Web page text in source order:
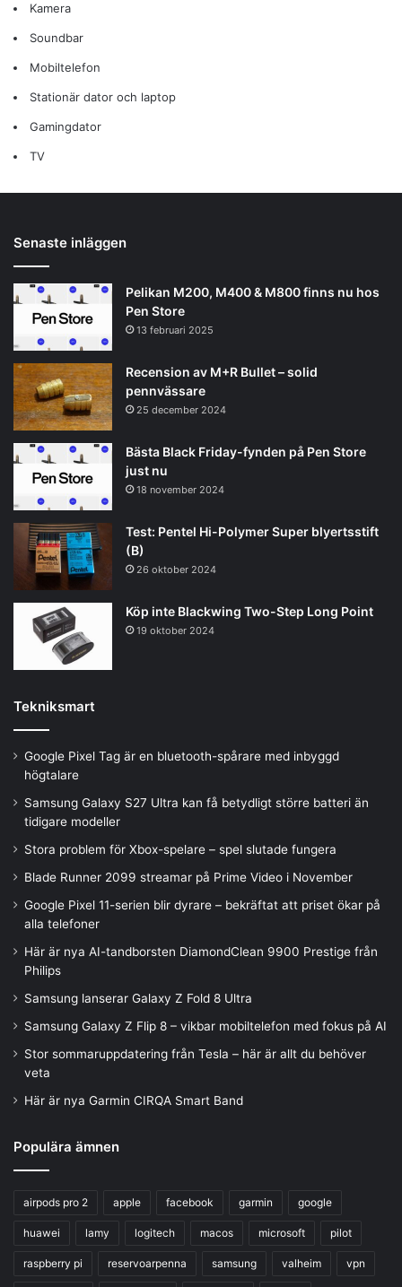
Kamera
Soundbar
Mobiltelefon
Stationär dator och laptop
Gamingdator
TV
Senaste inläggen
Pelikan M200, M400 & M800 finns nu hos
Pen Store
13 februari 2025
Recension av M+R Bullet – solid
pennvässare
25 december 2024
Bästa Black Friday-fynden på Pen Store
just nu
18 november 2024
Test: Pentel Hi-Polymer Super blyertsstift
(B)
26 oktober 2024
Köp inte Blackwing Two-Step Long Point
19 oktober 2024
Tekniksmart
Google Pixel Tag är en bluetooth-spårare med inbyggd
högtalare
Samsung Galaxy S27 Ultra kan få betydligt större batteri än
tidigare modeller
Stora problem för Xbox-spelare – spel slutade fungera
Blade Runner 2099 streamar på Prime Video i November
Google Pixel 11-serien blir dyrare – bekräftat att priset ökar på
alla telefoner
Här är nya AI-tandborsten DiamondClean 9900 Prestige från
Philips
Samsung lanserar Galaxy Z Fold 8 Ultra
Samsung Galaxy Z Flip 8 – vikbar mobiltelefon med fokus på AI
Stor sommaruppdatering från Tesla – här är allt du behöver
veta
Här är nya Garmin CIRQA Smart Band
Populära ämnen
airpods pro 2 apple facebook garmin google
huawei lamy logitech macos microsoft pilot
raspberry pi reservoarpenna samsung valheim vpn